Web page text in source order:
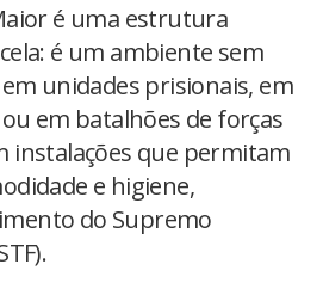
é uma estrutura
é um ambiente sem
unidades prisionais, em
em batalhões de forças
instalações que permitam
e higiene,
do Supremo